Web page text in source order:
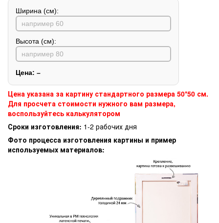
Ширина (см):
Высота (см):
Цена: –
Цена указана за картину стандартного размера 50*50 см.
Для просчета стоимости нужного вам размера,
воспользуйтесь калькулятором
Сроки изготовления: 1-2 рабочих дня
Фото процесса изготовления картины и пример
используемых материалов: